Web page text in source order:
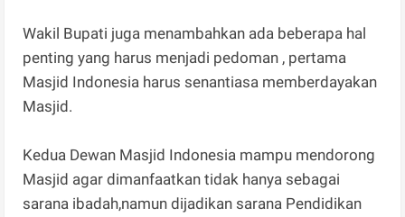
Wakil Bupati juga menambahkan ada beberapa hal
penting yang harus menjadi pedoman , pertama
Masjid Indonesia harus senantiasa memberdayakan
Masjid.
Kedua Dewan Masjid Indonesia mampu mendorong
Masjid agar dimanfaatkan tidak hanya sebagai
sarana ibadah,namun dijadikan sarana Pendidikan